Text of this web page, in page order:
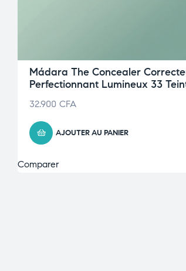
Mádara The Concealer
Perfectionnant Lumineux 33
32.900 CFA
AJOUTER AU PANIER
Comparer